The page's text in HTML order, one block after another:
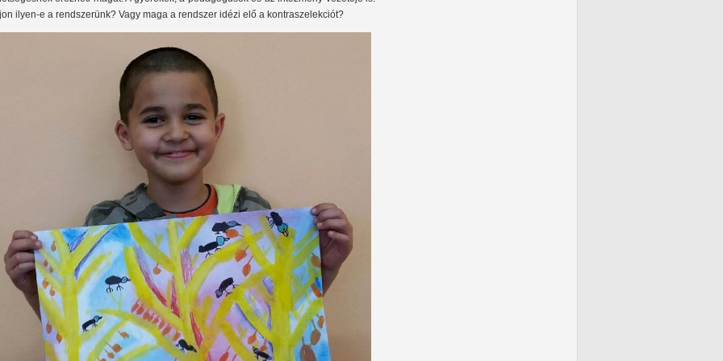
ilyen-e a rendszerünk? Vagy maga a rendszer idézi elő a kontraszelekciót?